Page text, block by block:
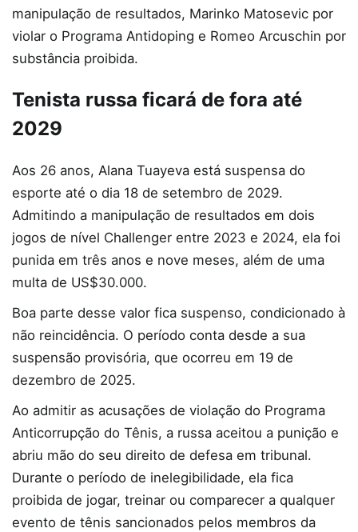
manipulação de resultados, Marinko Matosevic por
violar o Programa Antidoping e Romeo Arcuschin por
substância proibida.
Tenista russa ficará de fora até
2029
Aos 26 anos, Alana Tuayeva está suspensa do
esporte até o dia 18 de setembro de 2029.
Admitindo a manipulação de resultados em dois
jogos de nível Challenger entre 2023 e 2024, ela foi
punida em três anos e nove meses, além de uma
multa de US$30.000.
Boa parte desse valor fica suspenso, condicionado à
não reincidência. O período conta desde a sua
suspensão provisória, que ocorreu em 19 de
dezembro de 2025.
Ao admitir as acusações de violação do Programa
Anticorrupção do Tênis, a russa aceitou a punição e
abriu mão do seu direito de defesa em tribunal.
Durante o período de inelegibilidade, ela fica
proibida de jogar, treinar ou comparecer a qualquer
evento de tênis sancionados pelos membros da